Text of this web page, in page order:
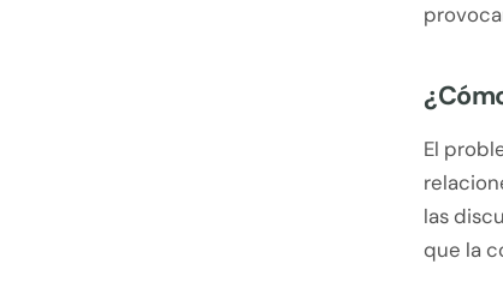
El
las
que la